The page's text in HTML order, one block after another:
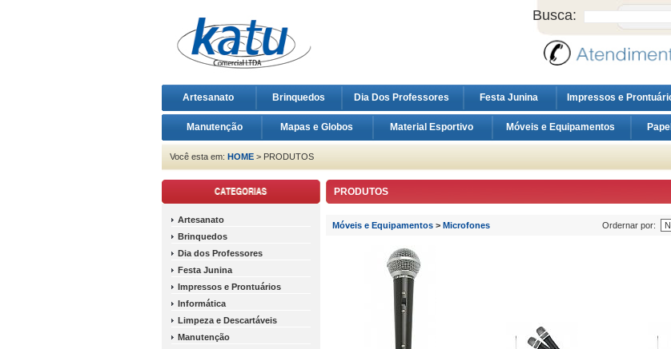
Busca:
Artesanato Brinquedos Dia Dos Professores Festa Junina Impressos e
Manutenção Mapas e Globos Material Esportivo Móveis e Equipamentos
Você esta em: HOME > PRODUTOS
Artesanato
Brinquedos
Dia dos Professores
Festa Junina
Impressos e Prontuários
Informática
Limpeza e Descartáveis
Manutenção
PRODUTOS
Móveis e Equipamentos > Microfones Ordernar por: